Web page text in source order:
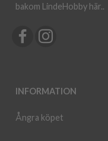
bakom LindeHobby här..
INFORMATION
Ångra köpet